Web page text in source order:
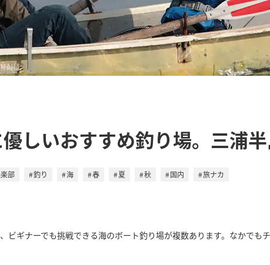
しいおすすめ釣り場。三浦
部 釣り 海 春 夏 秋 国内
旅ナカ
ビギナーでも挑戦できる海のボート釣り場が複数あります。なかでも